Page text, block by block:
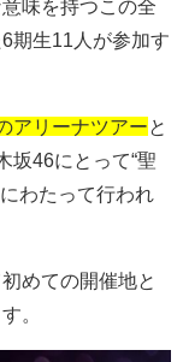
味を持つこの全
6期生11 人が参加す
アリーナツアーと
坂46にとって“聖
わたって行われ
めての開催地と
。